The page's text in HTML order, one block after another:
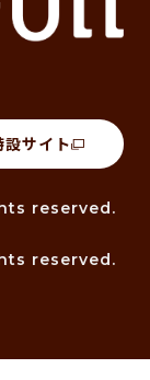
設サイト
reserved.
reserved.